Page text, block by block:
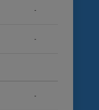
-
-
-